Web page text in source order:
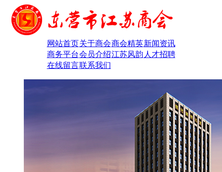
网站首页关于商会商会精英新闻资讯
商务平台会员介绍江苏风韵 人才招聘
在线留言联系我们